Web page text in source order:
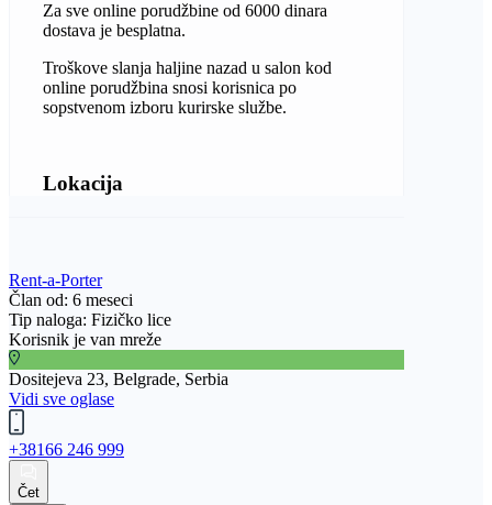
Za sve online porudžbine od 6000 dinara
dostava je besplatna.
Troškove slanja haljine nazad u salon kod
online porudžbina snosi korisnica po
sopstvenom izboru kurirske službe.
Lokacija
Rent-a-Porter
Član od: 6 meseci
Tip naloga: Fizičko lice
Korisnik je van mreže
Dositejeva 23, Belgrade, Serbia
Vidi sve oglase
+38166 246 999
Čet